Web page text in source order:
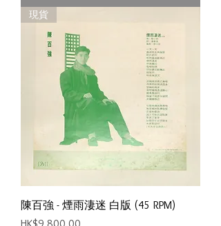
現貨
陳百強 - 煙雨淒迷 白版 (45 RPM)
價格